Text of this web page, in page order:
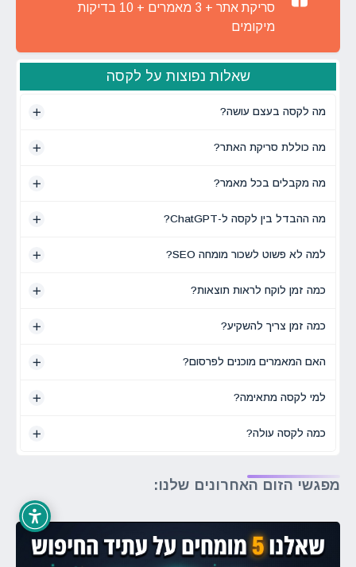
סריקת אתר + 3 מאמרים + 10 בדיקות
מיקומים
שאלות נפוצות על לקסה
מה לקסה בעצם עושה?
מה כוללת סריקת האתר?
מה מקבלים בכל מאמר?
מה ההבדל בין לקסה ל-ChatGPT?
למה לא פשוט לשכור מומחה SEO?
כמה זמן לוקח לראות תוצאות?
כמה זמן צריך להשקיע?
האם המאמרים מוכנים לפרסום?
למי לקסה מתאימה?
כמה לקסה עולה?
מפגשי הזום האחרונים שלנו: